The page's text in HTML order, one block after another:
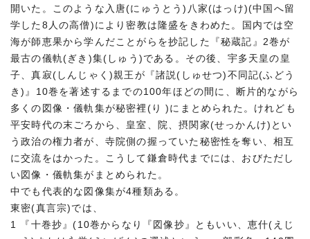
開いた。このような入唐(にゅうとう)八家(はっけ)(中国へ留
学した8人の高僧)により密教は隆盛をきわめた。国内では空
海が師恵果から学んだことがらを抄記した『秘蔵記』2巻が
最古の儀軌(ぎき)集(しゅう)である。その後、宇多天皇の皇
子、真寂(しんじゃく)親王が『諸説(しゅせつ)不同記(ふどう
き)』10巻を著述するまでの100年ほどの間に、断片的ながら
多くの図像・儀軌集が秘密裡(り )にまとめられた。けれども
平安時代の末ごろから、皇室、院、摂関家(せっかんけ)とい
う政治の権力者が、寺院側の握っていた秘密性を奪い、相互
に交流をはかった。こうして鎌倉時代までには、おびただし
い図像・儀軌集がまとめられた。
中でも代表的な図像集が4種類ある。
東密(真言宗)では、
1 『十巻抄』(10巻からなり『図像抄』ともいい、恵什(えじ